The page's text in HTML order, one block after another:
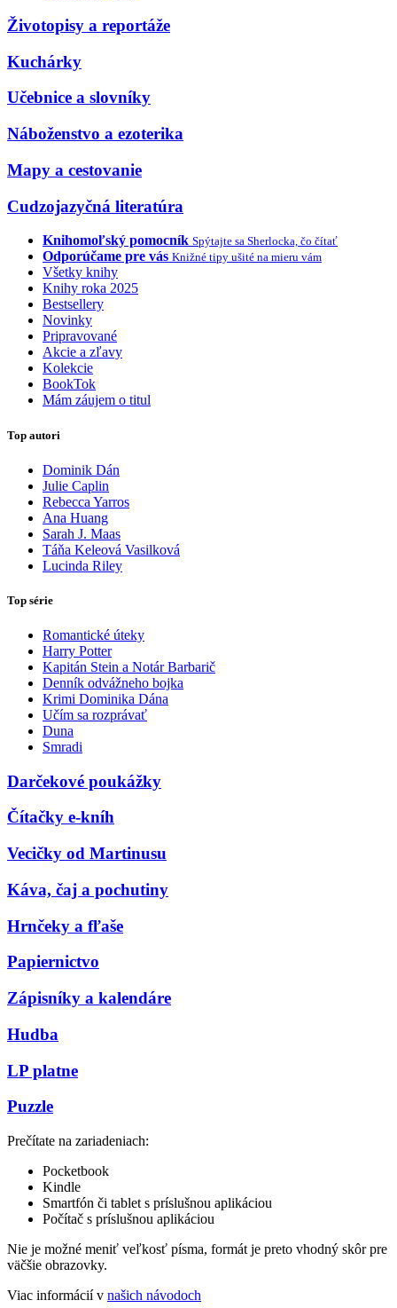
Životopisy a reportáže
Kuchárky
Učebnice a slovníky
Náboženstvo a ezoterika
Mapy a cestovanie
Cudzojazyčná literatúra
Knihomoľský pomocník Spýtajte sa Sherlocka, čo čítať
Odporúčame pre vás Knižné tipy ušité na mieru vám
Všetky knihy
Knihy roka 2025
Bestsellery
Novinky
Pripravované
Akcie a zľavy
Kolekcie
BookTok
Mám záujem o titul
Top autori
Dominik Dán
Julie Caplin
Rebecca Yarros
Ana Huang
Sarah J. Maas
Táňa Keleová Vasilková
Lucinda Riley
Top série
Romantické úteky
Harry Potter
Kapitán Stein a Notár Barbarič
Denník odvážneho bojka
Krimi Dominika Dána
Učím sa rozprávať
Duna
Smradi
Darčekové poukážky
Čítačky e-kníh
Vecičky od Martinusu
Káva, čaj a pochutiny
Hrnčeky a fľaše
Papiernictvo
Zápisníky a kalendáre
Hudba
LP platne
Puzzle
Prečítate na zariadeniach:
Pocketbook
Kindle
Smartfón či tablet s príslušnou aplikáciou
Počítač s príslušnou aplikáciou
Nie je možné meniť veľkosť písma, formát je preto vhodný skôr pre
väčšie obrazovky.
Viac informácií v našich návodoch